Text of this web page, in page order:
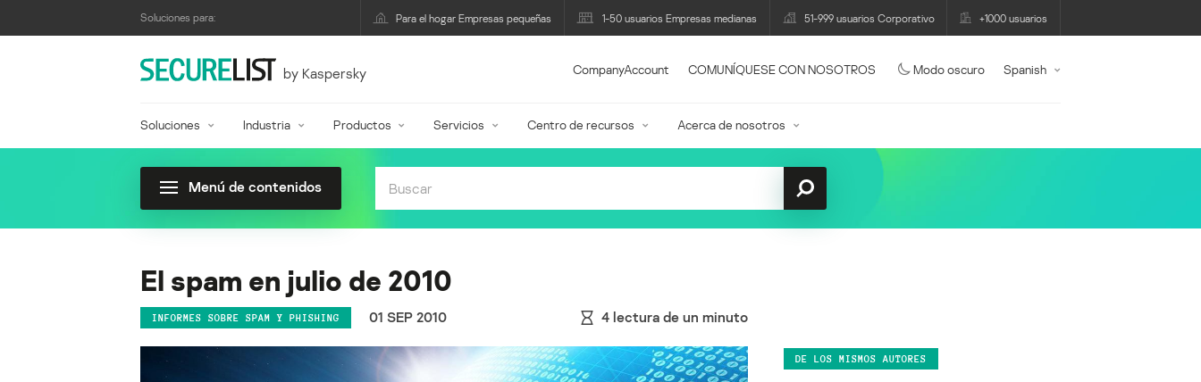
Soluciones para: Para el hogar Empresas pequeñas 1-50 usuarios Empresas medianas 51-999 usuarios Corporativo +1000 usuarios
by Kaspersky CompanyAccount COMUNÍQUESE CON NOSOTROS Modo oscuro Spanish
Soluciones Industria Productos Servicios Centro de recursos Acerca de nosotros
Menú de contenidos
El spam en julio de 2010
INFORMES SOBRE SPAM Y PHISHING 01 SEP 2010 4 lectura de un minuto
DE LOS MISMOS AUTORES